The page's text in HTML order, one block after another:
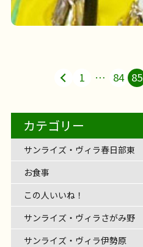
1 … 84 85
カテゴリー
サンライズ・ヴィラ春日部東
お食事
この人いいね！
サンライズ・ヴィラさがみ野
サンライズ・ヴィラ伊勢原